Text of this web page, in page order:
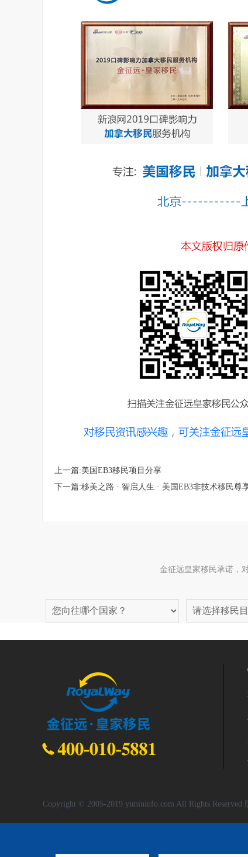
上一篇:美国EB3移民项目分享
下一篇:移美之路 · 智启人生 · 美国EB3非技术移民尊
金征远皇家移民承诺，
Copyright © 2005-2019 yimininfo.com All Rights